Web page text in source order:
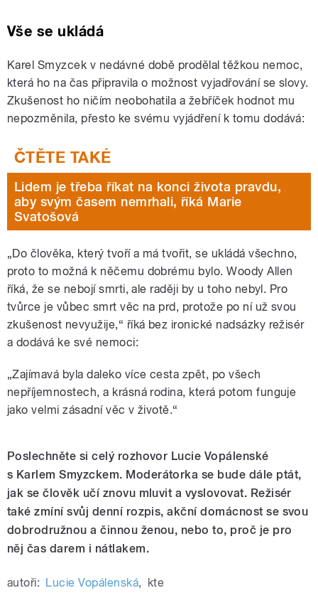
Vše se ukládá
Karel Smyzcek v nedávné době prodělal těžkou nemoc,
která ho na čas připravila o možnost vyjadřování se slovy.
Zkušenost ho ničím neobohatila a žebříček hodnot mu
nepozměnila, přesto ke svému vyjádření k tomu dodává:
Lidem je třeba říkat na konci života pravdu,
aby svým časem nemrhali, říká Marie
Svatošová
„Do člověka, který tvoří a má tvořit, se ukládá všechno,
proto to možná k něčemu dobrému bylo. Woody Allen
říká, že se nebojí smrti, ale raději by u toho nebyl. Pro
tvůrce je vůbec smrt věc na prd, protože po ní už svou
zkušenost nevyužije,“ říká bez ironické nadsázky režisér
a dodává ke své nemoci:
„Zajímavá byla daleko více cesta zpět, po všech
nepříjemnostech, a krásná rodina, která potom funguje
jako velmi zásadní věc v životě.“
Poslechněte si celý rozhovor Lucie Vopálenské
s Karlem Smyzckem. Moderátorka se bude dále ptát,
jak se člověk učí znovu mluvit a vyslovovat. Režisér
také zmíní svůj denní rozpis, akční domácnost se svou
dobrodružnou a činnou ženou, nebo to, proč je pro
něj čas darem i nátlakem.
autoři: Lucie Vopálenská, kte